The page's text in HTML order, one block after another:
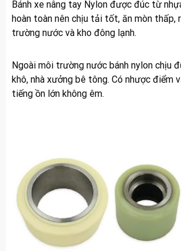
Bánh xe nâng tay Nylon được đúc từ
hoàn toàn nên chịu tải tốt, ăn mòn thấp,
trường nước và kho đông lạnh.
Ngoài môi trường nước bánh nylon chịu
khô, nhà xưởng bê tông. Có nhược điểm
tiếng ồn lớn không êm.